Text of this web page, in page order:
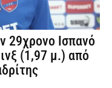
29χρονο Ισπανό
(1,97 μ.) από